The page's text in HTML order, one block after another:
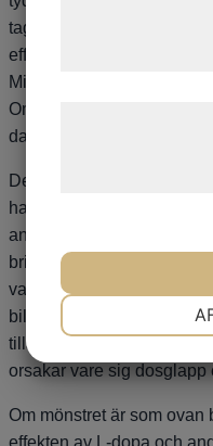
tagits, vanligen tar det 30
effekten skall uppstå,
Mite, talar det för att oro/
Om samma mönster
dagen, blir sambandet
Det kan finnas ett visst
halten av serotonin.
andra nervceller an de
bristen med att också
vanligaste cellerna som
bildar serotonin och
tillägg med Sertralin. Det
orsakar vare sig dosglapp
Om mönstret är som
effekten av L-dopa och
MARKETING